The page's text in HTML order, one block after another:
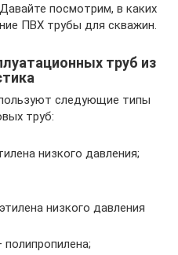
посмотрим, в каких
ПВХ трубы для скважин.
труб из
следующие типы
труб:
низкого давления;
низкого давления